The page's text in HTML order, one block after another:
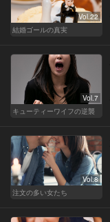
Vol.22
結婚ゴールの真実
Vol.7
キューティーワイフの逆襲
Vol.8
注文の多い女たち